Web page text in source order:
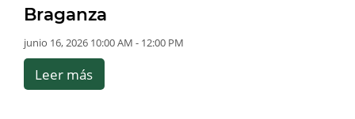
Braganza
junio 16, 2026 10:00 AM - 12:00 PM
Leer más